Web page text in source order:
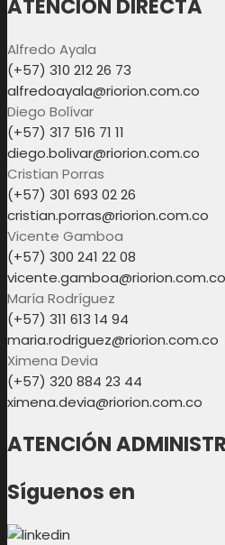
ATENCIÓN DIRECTA
Alfredo Ayala
(+57) 310 212 26 73
alfredoayala@riorion.com.co
Diego Bolívar
(+57) 317 516 71 11
diego.bolivar@riorion.com.co
Cristian Porras
(+57) 301 693 02 26
cristian.porras@riorion.com.co
Vicente Gamboa
(+57) 300 241 22 08
vicente.gamboa@riorion.com.co
María Rodríguez
(+57) 311 613 14 94
maria.rodriguez@riorion.com.co
Ximena Devia
(+57) 320 884 23 44
ximena.devia@riorion.com.co
ATENCIÓN
Síguenos en